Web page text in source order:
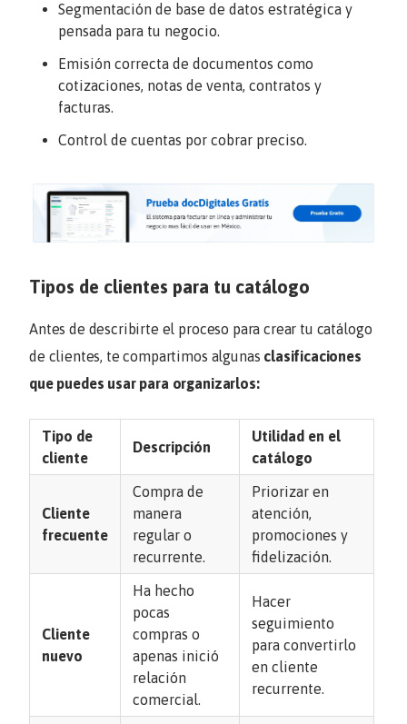
Segmentación de base de datos estratégica y
pensada para tu negocio.
Emisión correcta de documentos como
cotizaciones, notas de venta, contratos y
facturas.
Control de cuentas por cobrar preciso.
Tipos de clientes para tu catálogo
Antes de describirte el proceso para crear tu catálogo
de clientes, te compartimos algunas clasificaciones
que puedes usar para organizarlos:
Tipo de
cliente
Descripción
Utilidad en el
catálogo
Cliente
frecuente
Compra de
manera
regular o
recurrente.
Priorizar en
atención,
promociones y
fidelización.
Cliente
nuevo
Ha hecho
pocas
compras o
apenas inició
relación
comercial.
Hacer
seguimiento
para convertirlo
en cliente
recurrente.